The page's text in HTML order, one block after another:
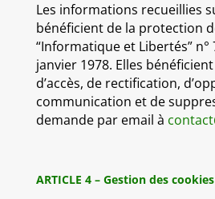
Les informations recueillies
bénéficient de la protection
“Informatique et Libertés” n°
janvier 1978. Elles
d’accès, de rectification,
communication et de
demande par email à
ARTICLE 4 – Gestion des cookies